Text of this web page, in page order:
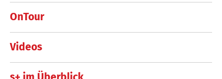
OnTour
Videos